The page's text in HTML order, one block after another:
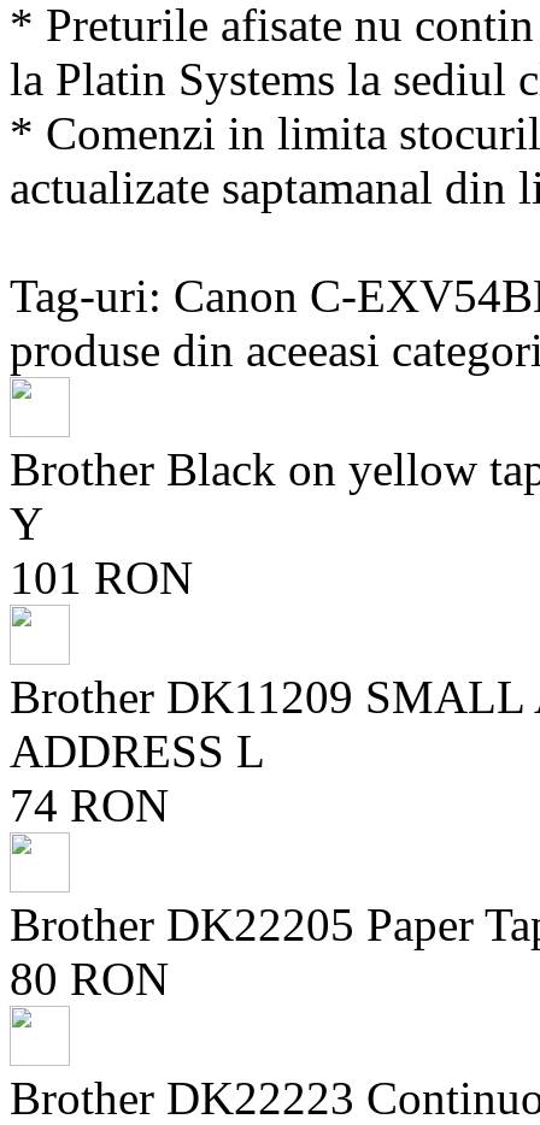
* Preturile afisate nu
la Platin Systems la sediul
* Comenzi in limita
actualizate saptamanal
Tag-uri: Canon C-
produse din aceeasi
Brother Black on yellow
Y
101 RON
Brother DK11209
ADDRESS L
74 RON
Brother DK22205 Paper
80 RON
Brother DK22223